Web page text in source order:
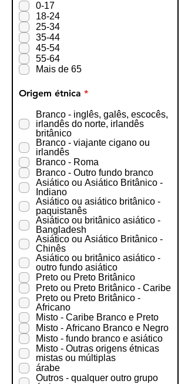
0-17
18-24
25-34
35-44
45-54
55-64
Mais de 65
Origem étnica *O
r
i
g
a
t
ó
r
i
o
Branco - inglês, galês, escocês,
irlandês do norte, irlandês
britânico
Branco - viajante cigano ou
irlandês
Branco - Roma
Branco - Outro fundo branco
Asiático ou Asiático Britânico -
Indiano
Asiático ou asiático britânico -
paquistanês
Asiático ou britânico asiático -
Bangladesh
Asiático ou Asiático Britânico -
Chinês
Asiático ou britânico asiático -
outro fundo asiático
Preto ou Preto Britânico
Preto ou Preto Britânico - Caribe
Preto ou Preto Britânico -
Africano
Misto - Caribe Branco e Preto
Misto - Africano Branco e Negro
Misto - fundo branco e asiático
Misto - Outras origens étnicas
mistas ou múltiplas
árabe
Outros - qualquer outro grupo